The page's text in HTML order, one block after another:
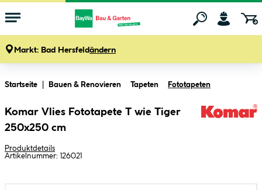
Markt: Bad Hersfeldändern
Startseite Bauen & Renovieren Tapeten Fototapeten
Komar Vlies Fototapete T wie Tiger
250x250 cm
Produktdetails
Artikelnummer: 126021